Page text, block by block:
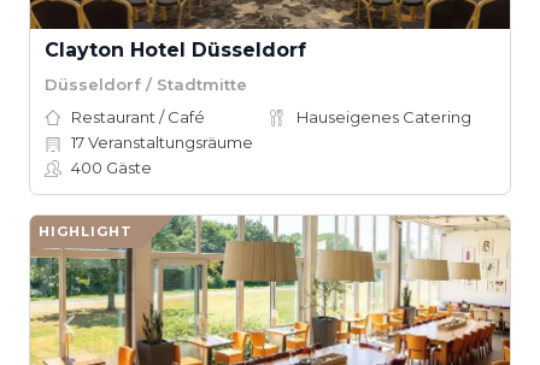
Clayton Hotel Düsseldorf
Düsseldorf / Stadtmitte
Restaurant / Café
Hauseigenes Catering
17Veranstaltungsräume
400 Gäste
HIGHLIGHT